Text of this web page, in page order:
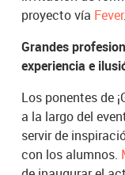
proyecto vía Fever.
Grandes
experiencia e
Los ponentes de
a la largo del
servir de
con los alumnos.